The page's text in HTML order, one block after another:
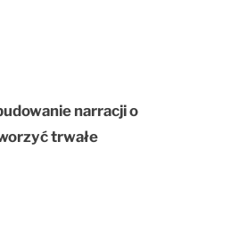
narracji o
trwałe